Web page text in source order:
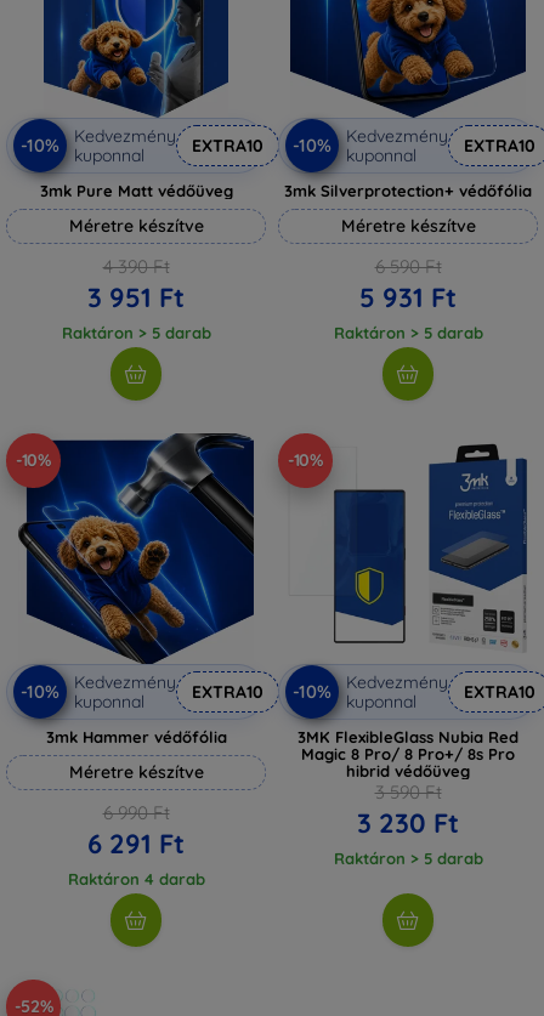
-10%
Kedvezmény
kuponnal
EXTRA10
3mk Pure Matt védőüveg
Méretre készítve
4 390 Ft
3 951 Ft
Raktáron > 5 darab
-10%
Kedvezmény
kuponnal
EXTRA10
3mk Silverprotection+ védőfólia
Méretre készítve
6 590 Ft
5 931 Ft
Raktáron > 5 darab
-10%
-10%
Kedvezmény
kuponnal
EXTRA10
3mk Hammer védőfólia
Méretre készítve
6 990 Ft
6 291 Ft
Raktáron 4 darab
-10%
-10%
Kedvezmény
kuponnal
EXTRA10
3MK FlexibleGlass Nubia Red
Magic 8 Pro/ 8 Pro+/ 8s Pro
hibrid védőüveg
3 590 Ft
3 230 Ft
Raktáron > 5 darab
-52%